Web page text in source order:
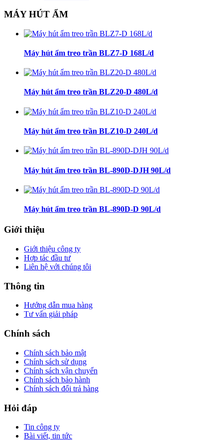
MÁY HÚT ẨM
Máy hút ẩm treo trần BLZ7-D 168L/d
Máy hút ẩm treo trần BLZ20-D 480L/d
Máy hút ẩm treo trần BLZ10-D 240L/d
Máy hút ẩm treo trần BL-890D-DJH 90L/d
Máy hút ẩm treo trần BL-890D-D 90L/d
Giới thiệu
Giới thiệu công ty
Hợp tác đầu tư
Liên hệ với chúng tôi
Thông tin
Hướng dẫn mua hàng
Tư vấn giải pháp
Chính sách
Chính sách bảo mật
Chính sách sử dụng
Chính sách vận chuyển
Chính sách bảo hành
Chính sách đổi trả hàng
Hỏi đáp
Tin công ty
Bài viết, tin tức